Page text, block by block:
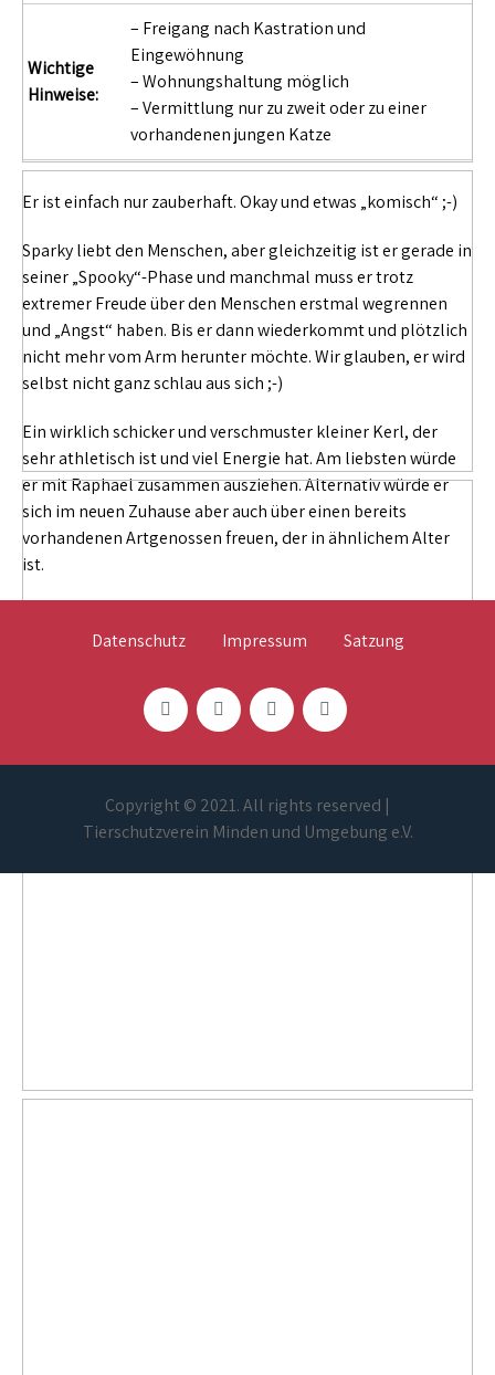
Wichtige
Hinweise:
– Freigang nach Kastration und
Eingewöhnung
– Wohnungshaltung möglich
– Vermittlung nur zu zweit oder zu einer
vorhandenen jungen Katze
Er ist einfach nur zauberhaft. Okay und etwas „komisch“ ;-)
Sparky liebt den Menschen, aber gleichzeitig ist er gerade in
seiner „Spooky“-Phase und manchmal muss er trotz
extremer Freude über den Menschen erstmal wegrennen
und „Angst“ haben. Bis er dann wiederkommt und plötzlich
nicht mehr vom Arm herunter möchte. Wir glauben, er wird
selbst nicht ganz schlau aus sich ;-)
Ein wirklich schicker und verschmuster kleiner Kerl, der
sehr athletisch ist und viel Energie hat. Am liebsten würde
er mit Raphael zusammen ausziehen. Alternativ würde er
sich im neuen Zuhause aber auch über einen bereits
vorhandenen Artgenossen freuen, der in ähnlichem Alter
ist.
Datenschutz Impressum Satzung
Copyright © 2021. All rights reserved |
Tierschutzverein Minden und Umgebung e.V.